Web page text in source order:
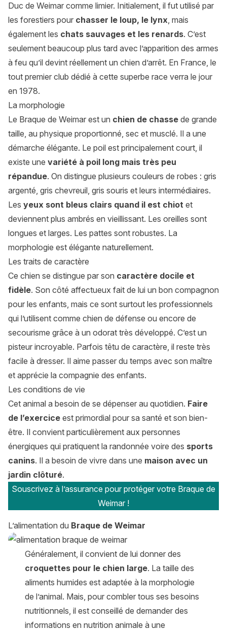
Duc de Weimar comme limier. Initialement, il fut utilisé par
les forestiers pour chasser le loup, le lynx, mais
également les chats sauvages et les renards. C’est
seulement beaucoup plus tard avec l’apparition des armes
à feu qu’il devint réellement un chien d’arrêt. En France, le
tout premier club dédié à cette superbe race verra le jour
en 1978.
La morphologie
Le Braque de Weimar est un chien de chasse de grande
taille, au physique proportionné, sec et musclé. Il a une
démarche élégante. Le poil est principalement court, il
existe une variété à poil long mais très peu
répandue. On distingue plusieurs couleurs de robes : gris
argenté, gris chevreuil, gris souris et leurs intermédiaires.
Les yeux sont bleus clairs quand il est chiot et
deviennent plus ambrés en vieillissant. Les oreilles sont
longues et larges. Les pattes sont robustes. La
morphologie est élégante naturellement.
Les traits de caractère
Ce chien se distingue par son caractère docile et
fidèle. Son côté affectueux fait de lui un bon compagnon
pour les enfants, mais ce sont surtout les professionnels
qui l’utilisent comme chien de défense ou encore de
secourisme grâce à un odorat très développé. C’est un
pisteur incroyable. Parfois têtu de caractère, il reste très
facile à dresser. Il aime passer du temps avec son maître
et apprécie la compagnie des enfants.
Les conditions de vie
Cet animal a besoin de se dépenser au quotidien. Faire
de l’exercice est primordial pour sa santé et son bien-
être. Il convient particulièrement aux personnes
énergiques qui pratiquent la randonnée voire des sports
canins. Il a besoin de vivre dans une maison avec un
jardin clôturé.
Souscrivez à l’assurance pour protéger votre Braque de
Weimar !
L’alimentation du Braque de Weimar
Généralement, il convient de lui donner des
croquettes pour le chien large. La taille des
aliments humides est adaptée à la morphologie
de l’animal. Mais, pour combler tous ses besoins
nutritionnels, il est conseillé de demander des
informations en nutrition animale à une